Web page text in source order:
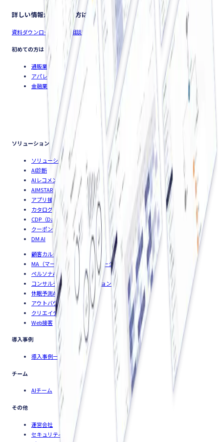
ご用件をお伝え頂ければ、担当者より折り返し致します。
詳しい情報が知りたい方は
資料ダウンロード 導入を相談する
初めての方は
通販業界
アパレル業界
金融業界
ソリューション
ソリューション概要
AI診断
AIレコメンド
AIMSTAR Stylist
アプリ接客
カタログAI
CDP（Data Platform）
クーポンAI
DM AI
顧客カルテ
MA（マーケティングオートメーション）
ペルソナAI
コンサルティングソリューション
休眠予測AI
アウトバウンドコールAI
クリエイティブAI
Web接客
導入事例
導入事例一覧
チーム
AIチーム
その他
運営会社
セキュリティ